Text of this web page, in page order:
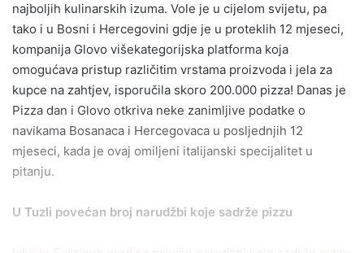
najboljih kulinarskih izuma. Vole je u cijelom svijetu, pa
tako i u Bosni i Hercegovini gdje je u proteklih 12 mjeseci,
kompanija Glovo višekategorijska platforma koja
omogućava pristup različitim vrstama proizvoda i jela za
kupce na zahtjev, isporučila skoro 200.000 pizza! Danas je
Pizza dan i Glovo otkriva neke zanimljive podatke o
navikama Bosanaca i Hercegovaca u posljednjih 12
mjeseci, kada je ovaj omiljeni italijanski specijalitet u
pitanju.
U Tuzli povećan broj narudžbi koje sadrže pizzu